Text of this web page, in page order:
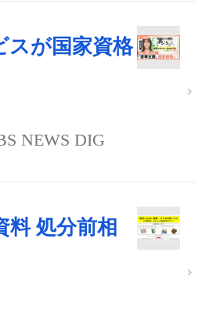
スが国家資格
NEWS DIG
料 処分前相